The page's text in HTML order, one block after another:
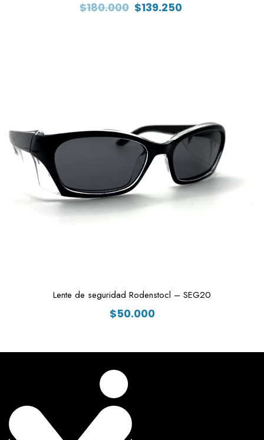
$180.000 El
$139.250
Lente de seguridad Rodenstocl – SEG20
$50.000